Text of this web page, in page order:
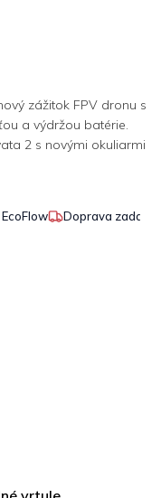
zážitok FPV dronu s
a výdržou batérie.
2 s novými okuliarmi
Doprava